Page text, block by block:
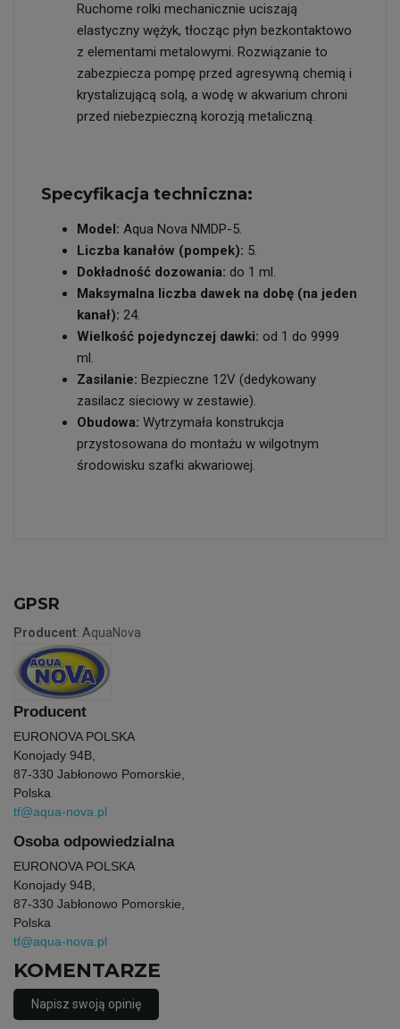
Ruchome rolki mechanicznie uciszają
elastyczny wężyk, tłocząc płyn bezkontaktowo
z elementami metalowymi. Rozwiązanie to
zabezpiecza pompę przed agresywną chemią i
krystalizującą solą, a wodę w akwarium chroni
przed niebezpieczną korozją metaliczną.
Specyfikacja techniczna:
Model: Aqua Nova NMDP-5.
Liczba kanałów (pompek): 5.
Dokładność dozowania: do 1 ml.
Maksymalna liczba dawek na dobę (na jeden
kanał): 24.
Wielkość pojedynczej dawki: od 1 do 9999
ml.
Zasilanie: Bezpieczne 12V (dedykowany
zasilacz sieciowy w zestawie).
Obudowa: Wytrzymała konstrukcja
przystosowana do montażu w wilgotnym
środowisku szafki akwariowej.
GPSR
Producent: AquaNova
Producent
EURONOVA POLSKA
Konojady 94B,
87-330 Jabłonowo Pomorskie,
Polska
tf@aqua-nova.pl
Osoba odpowiedzialna
EURONOVA POLSKA
Konojady 94B,
87-330 Jabłonowo Pomorskie,
Polska
tf@aqua-nova.pl
KOMENTARZE
Napisz swoją opinię